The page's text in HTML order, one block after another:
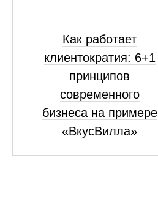
Как работает
клиентократия: 6+1
принципов
современного
бизнеса на примере
«ВкусВилла»